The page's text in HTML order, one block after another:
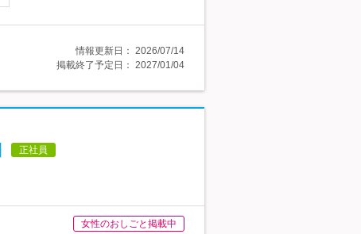
情報更新日： 2026/07/14
掲載終了予定日： 2027/01/04
正社員
女性のおしごと掲載中